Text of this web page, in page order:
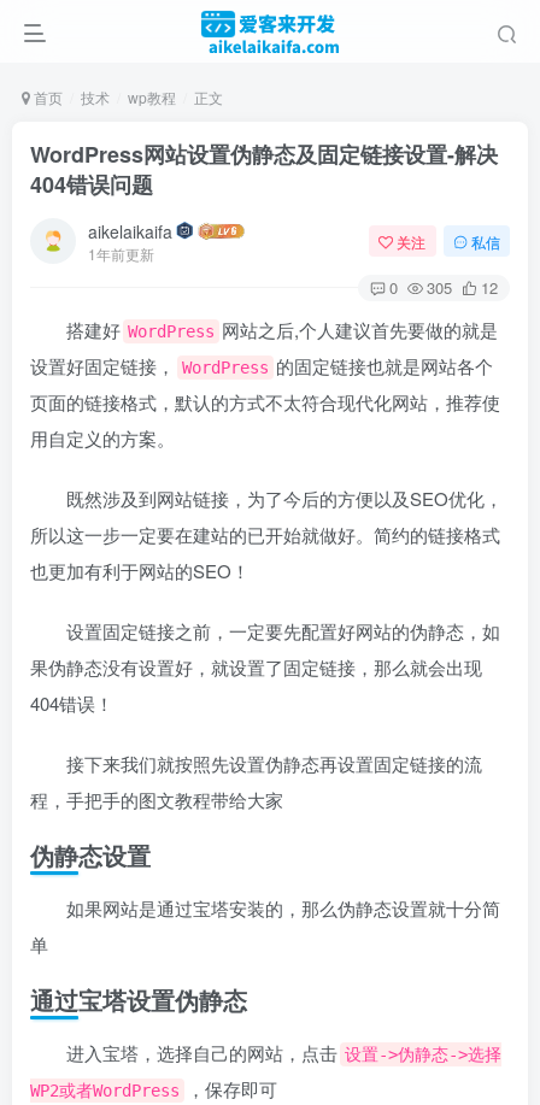
首页 技术 wp教程 正文
WordPress网站设置伪静态及固定链接设置-解决
404错误问题
aikelaikaifa
1年前更新
关注 私信
0 305 12
搭建好 WordPress 网站之后,个人建议首先要做的就是
设置好固定链接，
WordPress 的固定链接也就是网站各个
页面的链接格式，默认的方式不太符合现代化网站，推荐使
用自定义的方案。
既然涉及到网站链接，为了今后的方便以及SEO优化，
所以这一步一定要在建站的已开始就做好。简约的链接格式
也更加有利于网站的SEO！
设置固定链接之前，一定要先配置好网站的伪静态，如
果伪静态没有设置好，就设置了固定链接，那么就会出现
404错误！
接下来我们就按照先设置伪静态再设置固定链接的流
程，手把手的图文教程带给大家
伪静态设置
如果网站是通过宝塔安装的，那么伪静态设置就十分简
单
通过宝塔设置伪静态
进入宝塔，选择自己的网站，点击 设置->伪静态->选择
WP2或者WordPress
，保存即可